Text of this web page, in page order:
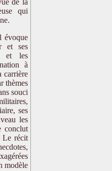
de la
qui
évoque
et ses
et les
à
carrière
thèmes
souci
ses
les
conclut
Le récit
modèle